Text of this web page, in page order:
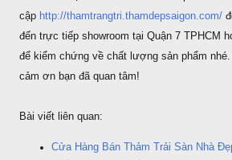
cập http://thamtrangtri.thamdepsaigon.com/
đến trực tiếp showroom tại Quận 7 TPHCM
để kiểm chứng về chất lượng sản phẩm
cảm ơn bạn đã quan tâm!
Bài viết liên quan:
Cửa Hàng Bán Thảm Trải Sàn Nhà